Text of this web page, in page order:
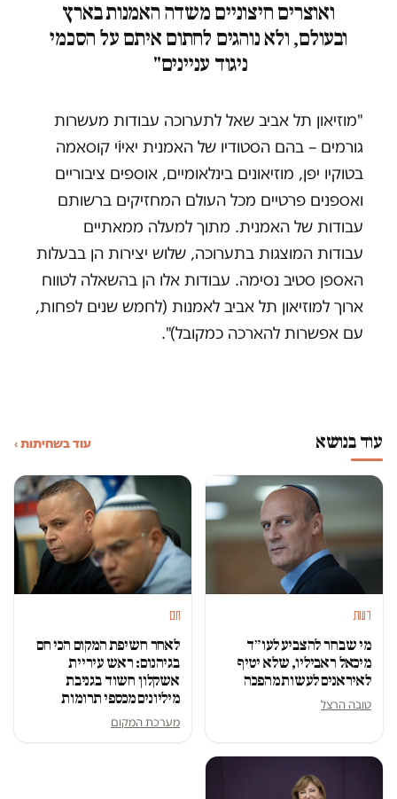
ואוצרים חיצוניים משדה האמנות בארץ
ובעולם, ולא נוהגים לחתום איתם על הסכמי
ניגוד עניינים"
"מוזיאון תל אביב שאל לתערוכה עבודות מעשרות
גורמים – בהם הסטודיו של האמנית יאיוֹי קוסאמה
בטוקיו יפן, מוזיאונים בינלאומיים, אוספים ציבוריים
ואספנים פרטיים מכל העולם המחזיקים ברשותם
עבודות של האמנית. מתוך למעלה ממאתיים
עבודות המוצגות בתערוכה, שלוש יצירות הן בבעלות
האספן סטיב נסימה. עבודות אלו הן בהשאלה לטווח
ארוך למוזיאון תל אביב לאמנות (לחמש שנים לפחות,
עם אפשרות להארכה כמקובל)".
עוד בנושא עוד בשחיתות ›
דעות
מי שבחר להצביע לעו״ד
מיכאל ראביליו, שלא יטיף
לאיראנים לעשות מהפכה
טובה הרצל
חם
לאחר חשיפת המקום הכי חם
בגיהנום: ראש עיריית
אשקלון חשוד בגניבת
מיליונים מכספי תרומות
מערכת המקום